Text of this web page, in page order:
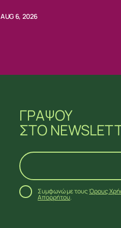
AUG 6, 2026
ΓΡΑΨΟΥ
ΣΤΟ
Συμφωνώ με τουςΌρους
Απορρήτου.